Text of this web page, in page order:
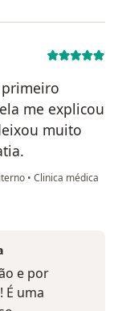
primeiro
me explicou
muito
• Clinica médica
e por
É uma